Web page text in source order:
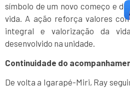
símbolo de um novo começo e
vida. A ação reforça valores
integral e valorização da
desenvolvido na unidade.
Continuidade do
De volta a Igarapé-Miri, Ray